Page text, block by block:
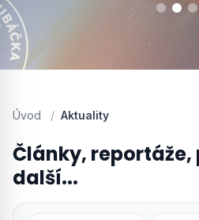
Úvod / Aktuality
Články, reportáže,
další...